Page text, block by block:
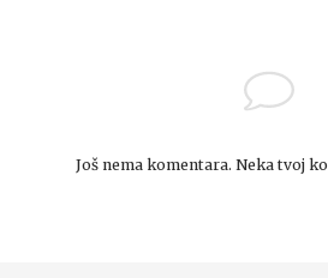
Još nema komentara. Neka tvoj